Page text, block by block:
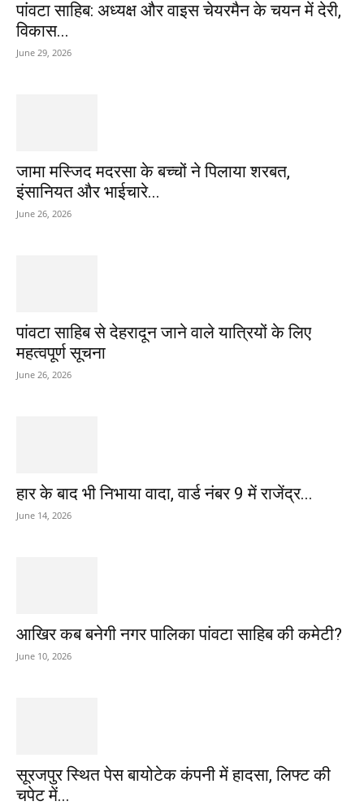
पांवटा साहिब: अध्यक्ष और वाइस चेयरमैन के चयन में देरी,
विकास...
June 29, 2026
जामा मस्जिद मदरसा के बच्चों ने पिलाया शरबत,
इंसानियत और भाईचारे...
June 26, 2026
पांवटा साहिब से देहरादून जाने वाले यात्रियों के लिए
महत्वपूर्ण सूचना
June 26, 2026
हार के बाद भी निभाया वादा, वार्ड नंबर 9 में राजेंद्र...
June 14, 2026
आखिर कब बनेगी नगर पालिका पांवटा साहिब की कमेटी?
June 10, 2026
सूरजपुर स्थित पेस बायोटेक कंपनी में हादसा, लिफ्ट की
चपेट में...